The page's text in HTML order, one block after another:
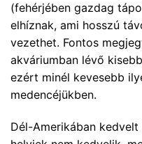
(fehérjében gazdag
elhíznak, ami hosszú
vezethet. Fontos
akváriumban lévő
ezért minél kevesebb
medencéjükben.
Dél-Amerikában